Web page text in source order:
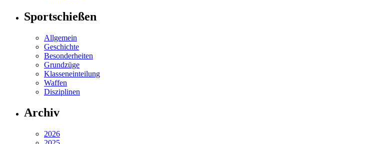
Sportschießen
Allgemein
Geschichte
Besonderheiten
Grundzüge
Klasseneinteilung
Waffen
Disziplinen
Archiv
2026